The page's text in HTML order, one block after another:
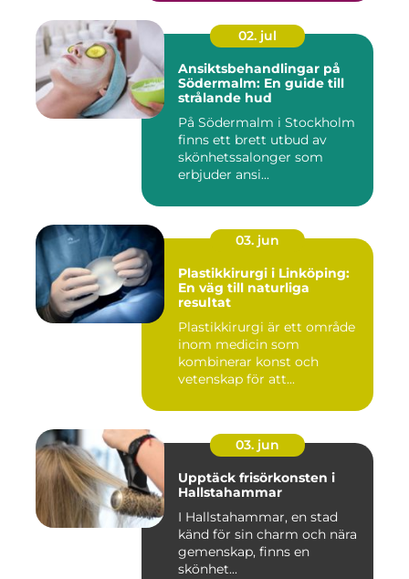
02. jul
Ansiktsbehandlingar på
Södermalm: En guide till
strålande hud
På Södermalm i Stockholm
finns ett brett utbud av
skönhetssalonger som
erbjuder ansi...
03. jun
Plastikkirurgi i Linköping:
En väg till naturliga
resultat
Plastikkirurgi är ett område
inom medicin som
kombinerar konst och
vetenskap för att...
03. jun
Upptäck frisörkonsten i
Hallstahammar
I Hallstahammar, en stad
känd för sin charm och nära
gemenskap, finns en
skönhet...